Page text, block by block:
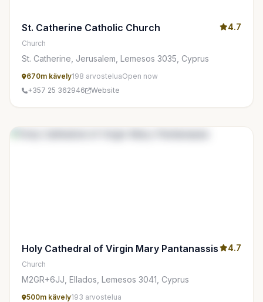
St. Catherine Catholic Church 4.7
Church
St. Catherine, Jerusalem, Lemesos 3035, Cyprus
670m kävely198 arvosteluaOpen now
+357 25 362946
Website
Holy Cathedral of Virgin Mary Pantanassis 4.7
Church
M2GR+6JJ, Ellados, Lemesos 3041, Cyprus
500m kävely193 arvostelua